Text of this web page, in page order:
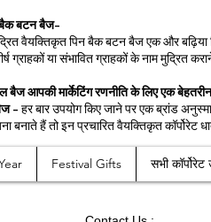
बैक बटन बैज-
वैयक्तिकृत पिन बैक बटन बैज एक और
ग्राहकों या संभावित ग्राहकों के नाम मुद्रित
बैज आपकी मार्केटिंग रणनीति के लिए एक
- हर बार उपयोग किए जाने पर एक ब्रांड
बनाते हैं तो इन प्रचारित वैयक्तिकृत
Festival Gifts सभी कॉर्पोरेट